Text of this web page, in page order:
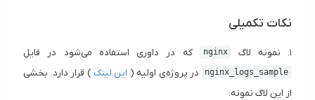
نکات تکمیلی
۱. نمونه لاگ nginx که در داوری استفاده می‌شود در فایل
nginx_logs_sample در پروژه‌ی اولیه ( این لینک ) قرار دارد. بخشی
از این لاگ نمونه: